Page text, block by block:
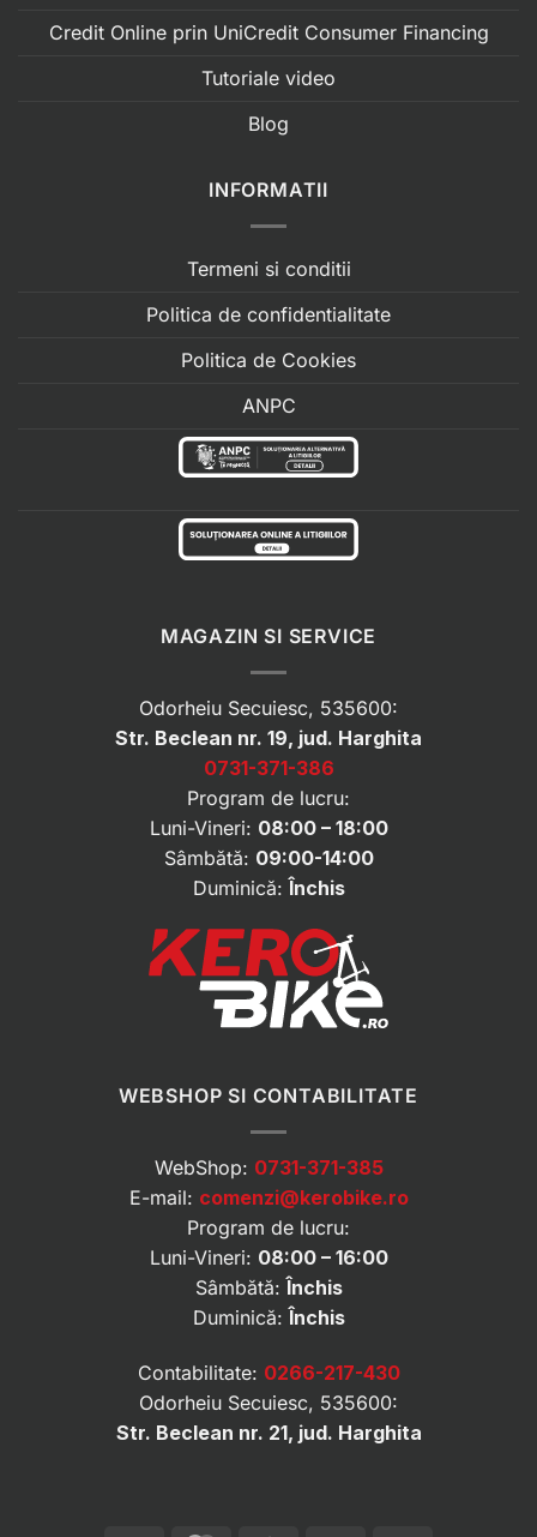
Credit Online prin UniCredit Consumer Financing
Tutoriale video
Blog
INFORMATII
Termeni si conditii
Politica de confidentialitate
Politica de Cookies
ANPC
MAGAZIN SI SERVICE
Odorheiu Secuiesc, 535600:
Str. Beclean nr. 19, jud. Harghita
0731-371-386
Program de lucru:
Luni-Vineri: 08:00 – 18:00
Sâmbătă: 09:00-14:00
Duminică:Închis
WEBSHOP SI CONTABILITATE
WebShop: 0731-371-385
E-mail: comenzi@kerobike.ro
Program de lucru:
Luni-Vineri: 08:00 – 16:00
Sâmbătă: Închis
Duminică: Închis
Contabilitate: 0266-217-430
Odorheiu Secuiesc, 535600:
Str. Beclean nr. 21, jud. Harghita